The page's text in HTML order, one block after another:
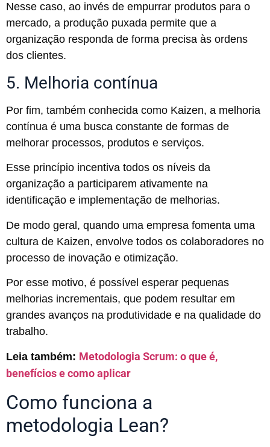
Nesse caso, ao invés de empurrar produtos para o
mercado, a produção puxada permite que a
organização responda de forma precisa às ordens
dos clientes.
5. Melhoria contínua
Por fim, também conhecida como Kaizen, a melhoria
contínua é uma busca constante de formas de
melhorar processos, produtos e serviços.
Esse princípio incentiva todos os níveis da
organização a participarem ativamente na
identificação e implementação de melhorias.
De modo geral, quando uma empresa fomenta uma
cultura de Kaizen, envolve todos os colaboradores no
processo de inovação e otimização.
Por esse motivo, é possível esperar pequenas
melhorias incrementais, que podem resultar em
grandes avanços na produtividade e na qualidade do
trabalho.
Leia também: Metodologia Scrum: o que é,
benefícios e como aplicar
Como funciona a
metodologia Lean?